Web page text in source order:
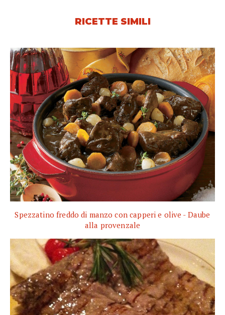
RICETTE SIMILI
Spezzatino freddo di manzo con capperi e olive - Daube
alla provenzale